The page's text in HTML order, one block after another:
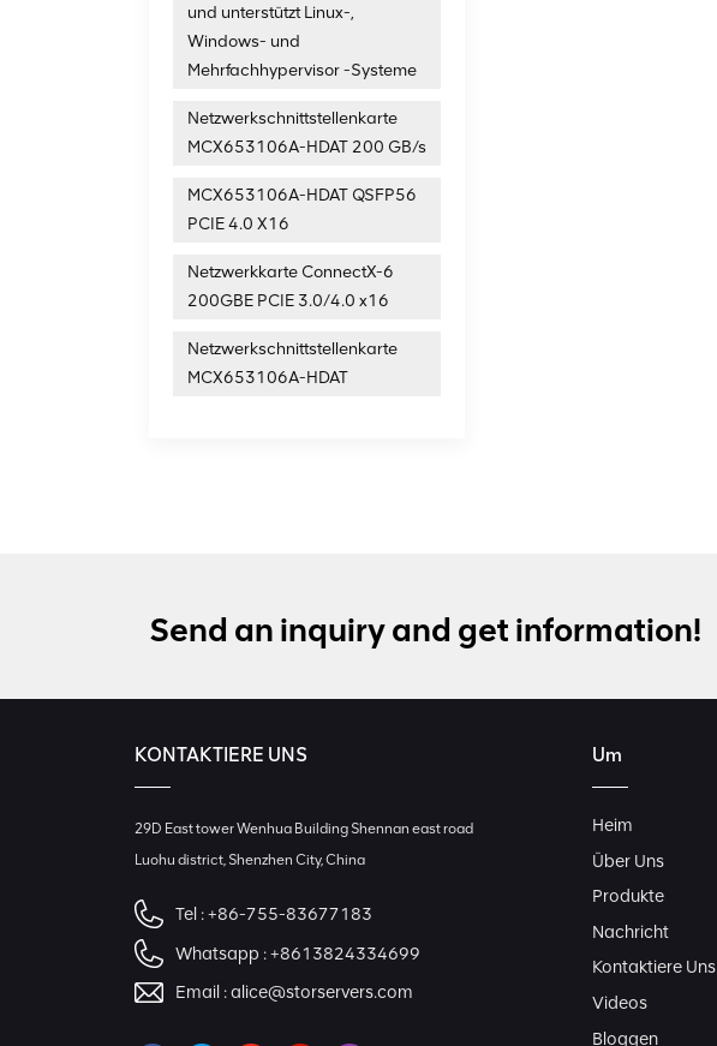
und unterstützt Linux-,
Windows- und
Mehrfachhypervisor -Systeme
Netzwerkschnittstellenkarte
MCX653106A-HDAT 200 GB/s
MCX653106A-HDAT QSFP56
PCIE 4.0 X16
Netzwerkkarte ConnectX-6
200GBE PCIE 3.0/4.0 x16
Netzwerkschnittstellenkarte
MCX653106A-HDAT
Send an inquiry and get information!
KONTAKTIERE UNS
29D East tower Wenhua Building Shennan east road
Luohu district, Shenzhen City, China
Tel :+86-755-83677183
Whatsapp :+8613824334699
Email :alice@storservers.com
Um
Heim
Über Uns
Produkte
Nachricht
Kontaktiere Uns
Videos
Bloggen